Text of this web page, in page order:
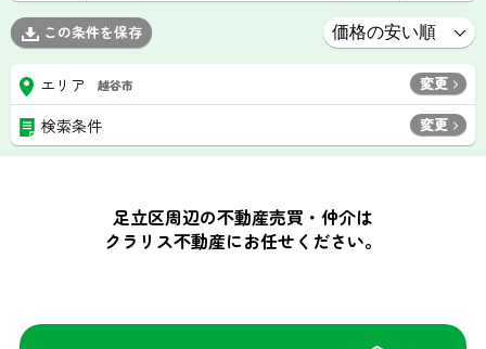
この条件を保存
エリア 越谷市 変更
検索条件 変更
足立区周辺の不動産売買・仲介は
クラリス不動産にお任せください。